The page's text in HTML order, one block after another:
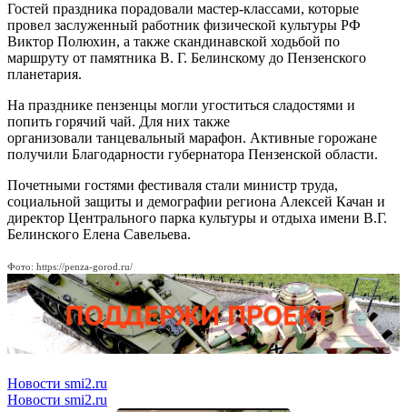
Гостей праздника порадовали мастер-классами, которые
провел заслуженный работник физической культуры РФ
Виктор Полюхин, а также скандинавской ходьбой по
маршруту от памятника В. Г. Белинскому до Пензенского
планетария.
На празднике пензенцы могли угоститься сладостями и
попить горячий чай. Для них также
организовали танцевальный марафон. Активные горожане
получили Благодарности губернатора Пензенской области.
Почетными гостями фестиваля стали министр труда,
социальной защиты и демографии региона Алексей Качан и
директор Центрального парка культуры и отдыха имени В.Г.
Белинского Елена Савельева.
Фото: https://penza-gorod.ru/
Новости smi2.ru
Новости smi2.ru